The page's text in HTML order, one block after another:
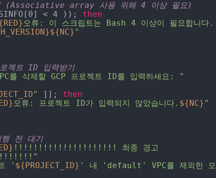
(Associative array 사용 위해 4 이상 필요)
< 4 )); then
오류: 이 스크립트는 Bash 4 이상이 필요합니다.
${NC} "
젝트 ID 입력받기
를 삭제할 GCP 프로젝트 ID를 입력하세요: "
" ]]; then
오류: 프로젝트 ID가 입력되지 않았습니다. ${NC} "
전 대기
!!!!!!!!!!!!!!!!!!!!! 최종 경고
' ${PROJECT_ID} ' 내 'default' VPC를 제외한 모